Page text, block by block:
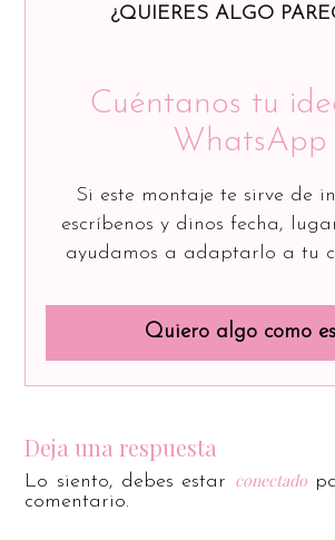
¿QUIERES ALGO
Cuéntanos tu
WhatsApp
Si este montaje te sirve de
escríbenos y dinos fecha,
ayudamos a adaptarlo a tu
Quiero algo como
Deja una respuesta
Lo siento, debes estar conectado
comentario.